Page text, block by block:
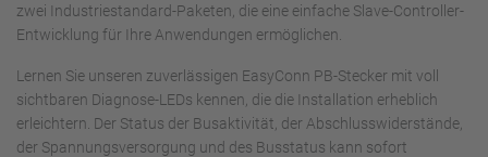
zwei Industriestandard-Paketen, die eine einfache Slave-Controller-
Entwicklung für Ihre Anwendungen ermöglichen.
Lernen Sie unseren zuverlässigen EasyConn PB-Stecker mit voll
sichtbaren Diagnose-LEDs kennen, die die Installation erheblich
erleichtern. Der Status der Busaktivität, der Abschlusswiderstände,
der Spannungsversorgung und des Busstatus kann sofort